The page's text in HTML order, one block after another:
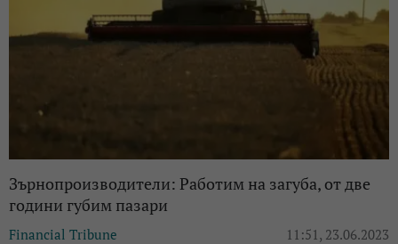
Зърнопроизводители: Работим на загуба, от две
години губим пазари
Financial Tribune 11:51, 23.06.2023